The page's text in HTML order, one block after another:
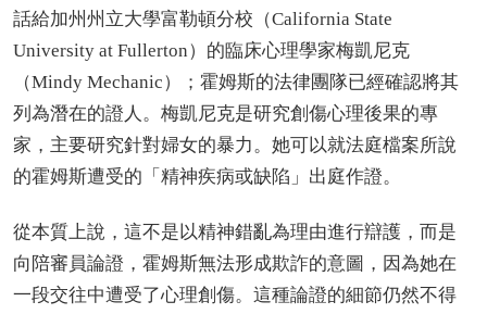
話給加州州立大學富勒頓分校（California State
University at Fullerton）的臨床心理學家梅凱尼克
（Mindy Mechanic）；霍姆斯的法律團隊已經確認將其
列為潛在的證人。梅凱尼克是研究創傷心理後果的專
家，主要研究針對婦女的暴力。她可以就法庭檔案所說
的霍姆斯遭受的「精神疾病或缺陷」出庭作證。
從本質上說，這不是以精神錯亂為理由進行辯護，而是
向陪審員論證，霍姆斯無法形成欺詐的意圖，因為她在
一段交往中遭受了心理創傷。這種論證的細節仍然不得